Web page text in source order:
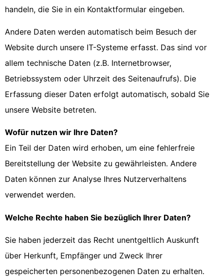
handeln, die Sie in ein Kontaktformular eingeben.
Andere Daten werden automatisch beim Besuch der
Website durch unsere IT-Systeme erfasst. Das sind vor
allem technische Daten (z.B. Internetbrowser,
Betriebssystem oder Uhrzeit des Seitenaufrufs). Die
Erfassung dieser Daten erfolgt automatisch, sobald Sie
unsere Website betreten.
Wofür nutzen wir Ihre Daten?
Ein Teil der Daten wird erhoben, um eine fehlerfreie
Bereitstellung der Website zu gewährleisten. Andere
Daten können zur Analyse Ihres Nutzerverhaltens
verwendet werden.
Welche Rechte haben Sie bezüglich Ihrer Daten?
Sie haben jederzeit das Recht unentgeltlich Auskunft
über Herkunft, Empfänger und Zweck Ihrer
gespeicherten personenbezogenen Daten zu erhalten.